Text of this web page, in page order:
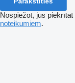
Nospiežot, jūs
noteikumiem.